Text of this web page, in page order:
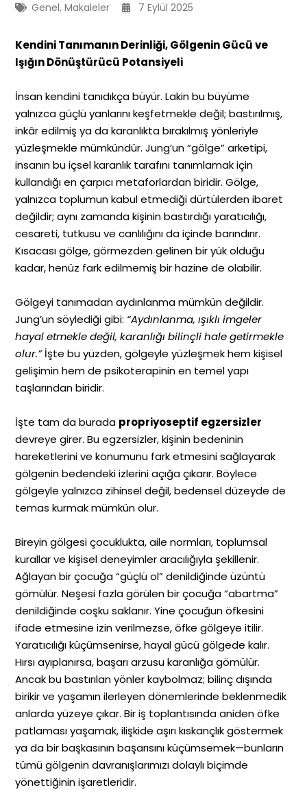
Genel,Makaleler 7 Eylül 2025
Kendini Tanımanın Derinliği, Gölgenin Gücü ve
Işığın Dönüştürücü Potansiyeli
İnsan kendini tanıdıkça büyür. Lakin bu büyüme
yalnızca güçlü yanlarını keşfetmekle değil; bastırılmış,
inkâr edilmiş ya da karanlıkta bırakılmış yönleriyle
yüzleşmekle mümkündür. Jung’un “gölge” arketipi,
insanın bu içsel karanlık tarafını tanımlamak için
kullandığı en çarpıcı metaforlardan biridir. Gölge,
yalnızca toplumun kabul etmediği dürtülerden ibaret
değildir; aynı zamanda kişinin bastırdığı yaratıcılığı,
cesareti, tutkusu ve canlılığını da içinde barındırır.
Kısacası gölge, görmezden gelinen bir yük olduğu
kadar, henüz fark edilmemiş bir hazine de olabilir.
Gölgeyi tanımadan aydınlanma mümkün değildir.
Jung’un söylediği gibi: “Aydınlanma, ışıklı imgeler
hayal etmekle değil, karanlığı bilinçli hale getirmekle
olur.”İşte bu yüzden, gölgeyle yüzleşmek hem kişisel
gelişimin hem de psikoterapinin en temel yapı
taşlarından biridir.
İşte tam da burada propriyoseptif egzersizler
devreye girer. Bu egzersizler, kişinin bedeninin
hareketlerini ve konumunu fark etmesini sağlayarak
gölgenin bedendeki izlerini açığa çıkarır. Böylece
gölgeyle yalnızca zihinsel değil, bedensel düzeyde de
temas kurmak mümkün olur.
Bireyin gölgesi çocuklukta, aile normları, toplumsal
kurallar ve kişisel deneyimler aracılığıyla şekillenir.
Ağlayan bir çocuğa “güçlü ol” denildiğinde üzüntü
gömülür. Neşesi fazla görülen bir çocuğa “abartma”
denildiğinde coşku saklanır. Yine çocuğun öfkesini
ifade etmesine izin verilmezse, öfke gölgeye itilir.
Yaratıcılığı küçümsenirse, hayal gücü gölgede kalır.
Hırsı ayıplanırsa, başarı arzusu karanlığa gömülür.
Ancak bu bastırılan yönler kaybolmaz; bilinç dışında
birikir ve yaşamın ilerleyen dönemlerinde beklenmedik
anlarda yüzeye çıkar. Bir iş toplantısında aniden öfke
patlaması yaşamak, ilişkide aşırı kıskançlık göstermek
ya da bir başkasının başarısını küçümsemek—bunların
tümü gölgenin davranışlarımızı dolaylı biçimde
yönettiğinin işaretleridir.